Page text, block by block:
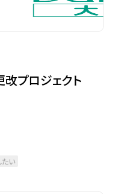
プロジェクト
い